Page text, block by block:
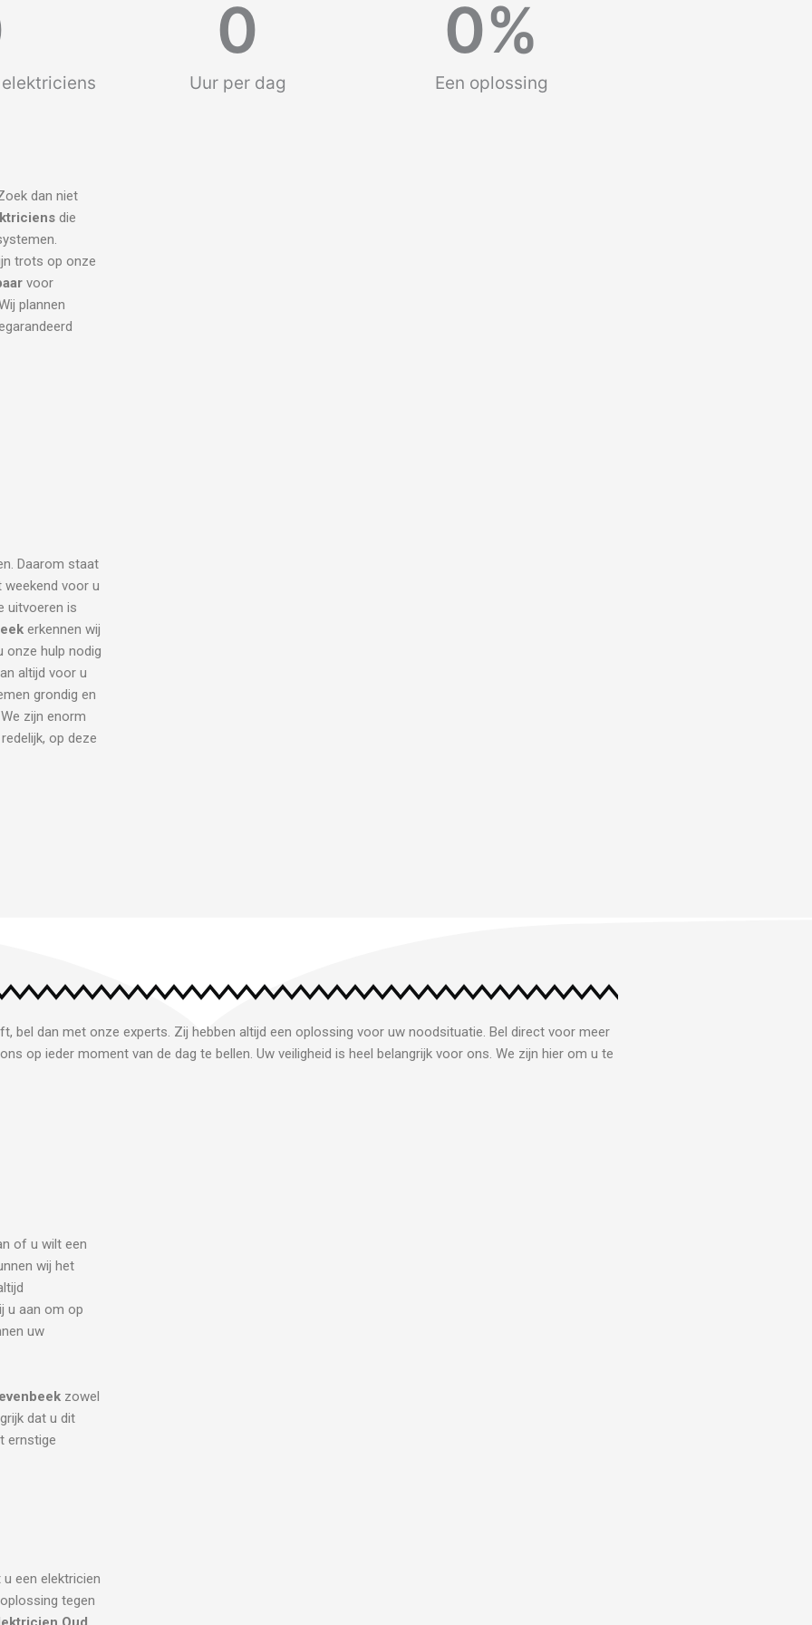
Uur per dag
0
Een oplossing
0%
dan niet
die
trots op onze
voor
plannen
Daarom staat
weekend voor u
uitvoeren is
erkennen wij
onze hulp nodig
altijd voor u
grondig en
zijn enorm
op deze
bel dan met onze experts. Zij hebben altijd een oplossing voor uw noodsituatie. Bel direct voor meer
op ieder moment van de dag te bellen. Uw veiligheid is heel belangrijk voor ons. We zijn hier om u te
of u wilt een
wij het
u aan om op
uw
zowel
dat u dit
ernstige
een elektricien
tegen